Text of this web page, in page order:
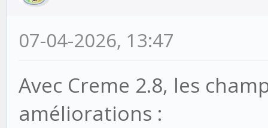
07-04-2026, 13:47
Avec Creme 2.8, les
améliorations :